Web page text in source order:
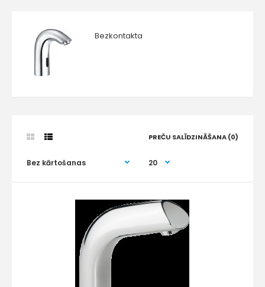
Bezkontakta
PREČU SALĪDZINĀŠANA (0)